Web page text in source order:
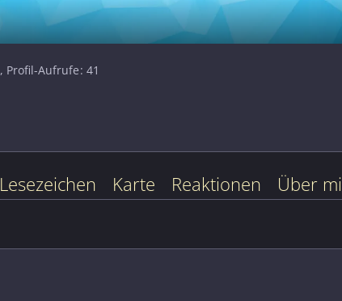
Profil-Aufrufe 41
Lesezeichen Karte Reaktionen Über